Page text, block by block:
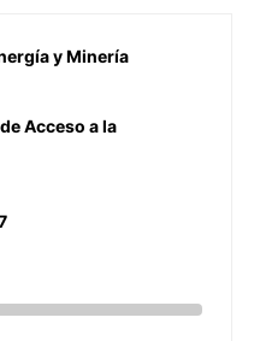
y Minería
Acceso a la